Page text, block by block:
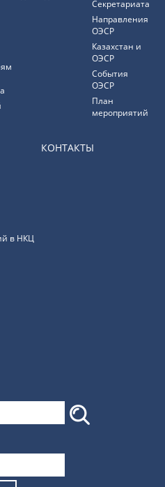
Секретариата
Направления
ОЭСР
Казахстан и
ОЭСР
События
ОЭСР
План
мероприятий
в НКЦ
КОНТАКТЫ